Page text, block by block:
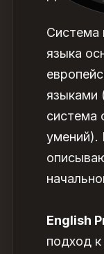
Система
языка
языками
система
умений).
English
подход